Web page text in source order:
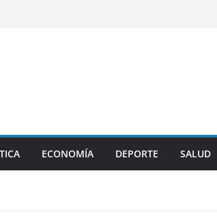
ECONOMÍA DEPORTE SALUD